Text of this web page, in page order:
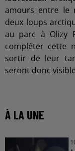
amours entre le
deux loups
au parc à Olizy
compléter cette
sortir de leur
seront donc
À LA UNE